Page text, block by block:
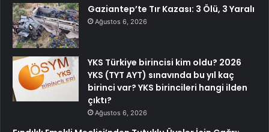
Gaziantep’te Tır Kazası: 3 Ölü, 3 Yaralı
Ağustos 6, 2026
YKS Türkiye birincisi kim oldu? 2026
YKS (TYT AYT) sınavında bu yıl kaç
birinci var? YKS birincileri hangi ilden
çıktı?
Ağustos 6, 2026